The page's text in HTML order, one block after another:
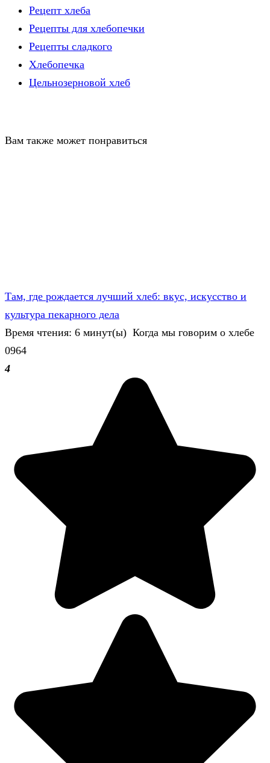
Рецепт хлеба
Рецепты для хлебопечки
Рецепты сладкого
Хлебопечка
Цельнозерновой хлеб
Вам также может понравиться
Там, где рождается лучший хлеб: вкус, искусство и
культура пекарного дела
Время чтения: 6 минут(ы) Когда мы говорим о хлебе
0964
4